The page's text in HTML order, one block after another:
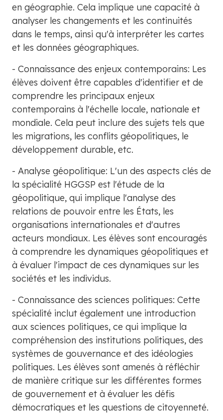
en géographie. Cela implique une capacité à
analyser les changements et les continuités
dans le temps, ainsi qu'à interpréter les cartes
et les données géographiques.
- Connaissance des enjeux contemporains: Les
élèves doivent être capables d'identifier et de
comprendre les principaux enjeux
contemporains à l'échelle locale, nationale et
mondiale. Cela peut inclure des sujets tels que
les migrations, les conflits géopolitiques, le
développement durable, etc.
- Analyse géopolitique: L'un des aspects clés de
la spécialité HGGSP est l'étude de la
géopolitique, qui implique l'analyse des
relations de pouvoir entre les États, les
organisations internationales et d'autres
acteurs mondiaux. Les élèves sont encouragés
à comprendre les dynamiques géopolitiques et
à évaluer l'impact de ces dynamiques sur les
sociétés et les individus.
- Connaissance des sciences politiques: Cette
spécialité inclut également une introduction
aux sciences politiques, ce qui implique la
compréhension des institutions politiques, des
systèmes de gouvernance et des idéologies
politiques. Les élèves sont amenés à réfléchir
de manière critique sur les différentes formes
de gouvernement et à évaluer les défis
démocratiques et les questions de citoyenneté.